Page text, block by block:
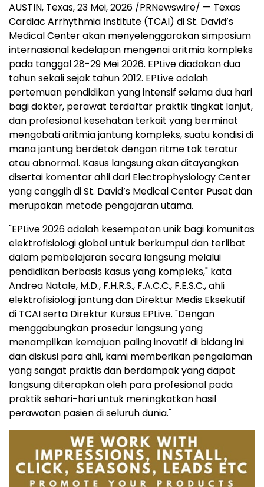
AUSTIN, Texas,23 Mei, 2026 /PRNewswire/ — Texas
Cardiac Arrhythmia Institute (TCAI) di St. David’s
Medical Center akan menyelenggarakan simposium
internasional kedelapan mengenai aritmia kompleks
pada tanggal 28-29 Mei 2026. EPLive diadakan dua
tahun sekali sejak tahun 2012. EPLive adalah
pertemuan pendidikan yang intensif selama dua hari
bagi dokter, perawat terdaftar praktik tingkat lanjut,
dan profesional kesehatan terkait yang berminat
mengobati aritmia jantung kompleks, suatu kondisi di
mana jantung berdetak dengan ritme tak teratur
atau abnormal. Kasus langsung akan ditayangkan
disertai komentar ahli dari Electrophysiology Center
yang canggih di St. David’s Medical Center Pusat dan
merupakan metode pengajaran utama.
"EPLive 2026 adalah kesempatan unik bagi komunitas
elektrofisiologi global untuk berkumpul dan terlibat
dalam pembelajaran secara langsung melalui
pendidikan berbasis kasus yang kompleks," kata
Andrea Natale, M.D., F.H.R.S., F.A.C.C., F.E.S.C., ahli
elektrofisiologi jantung dan Direktur Medis Eksekutif
di TCAI serta Direktur Kursus EPLive. "Dengan
menggabungkan prosedur langsung yang
menampilkan kemajuan paling inovatif di bidang ini
dan diskusi para ahli, kami memberikan pengalaman
yang sangat praktis dan berdampak yang dapat
langsung diterapkan oleh para profesional pada
praktik sehari-hari untuk meningkatkan hasil
perawatan pasien di seluruh dunia."